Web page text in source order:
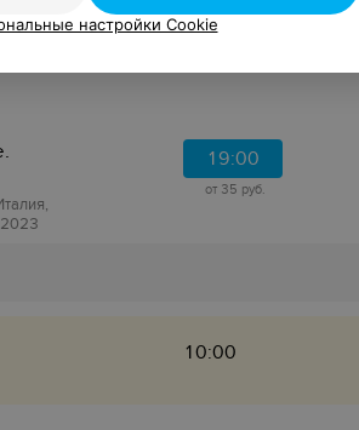
19:00
от 35 руб.
10:00
настройки Cookie